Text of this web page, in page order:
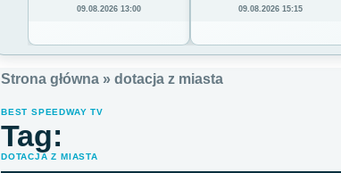
09.08.2026 13:00 09.08.2026 15:15
Strona główna » dotacja z miasta
BEST SPEEDWAY TV
Tag:
DOTACJA Z MIASTA